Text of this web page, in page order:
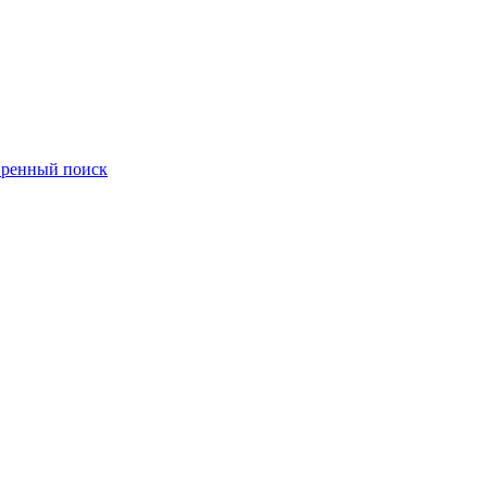
поиск